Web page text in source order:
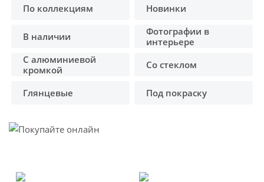
По коллекциям Новинки
В наличии
Фотографии в
интерьере
С алюминиевой
кромкой
Со стеклом
Глянцевые Под покраску